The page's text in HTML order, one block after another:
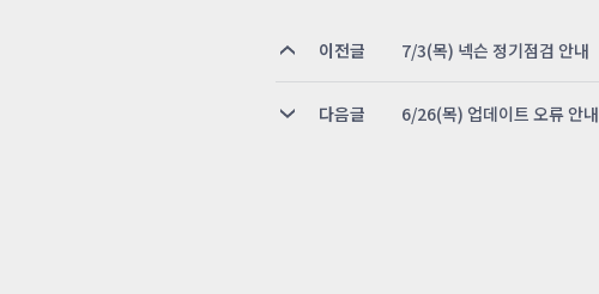
이전글 7/3(목) 넥슨 정기점검 안내
다음글 6/26(목) 업데이트 오류 안내